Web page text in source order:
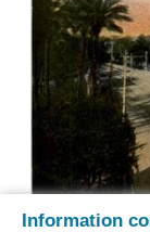
Information